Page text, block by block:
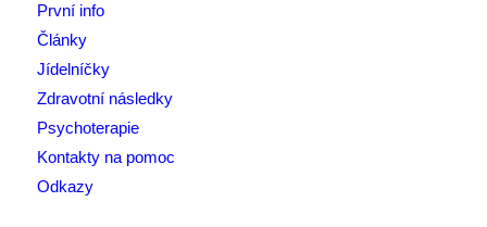
První info
Články
Jídelníčky
Zdravotní následky
Psychoterapie
Kontakty na pomoc
Odkazy